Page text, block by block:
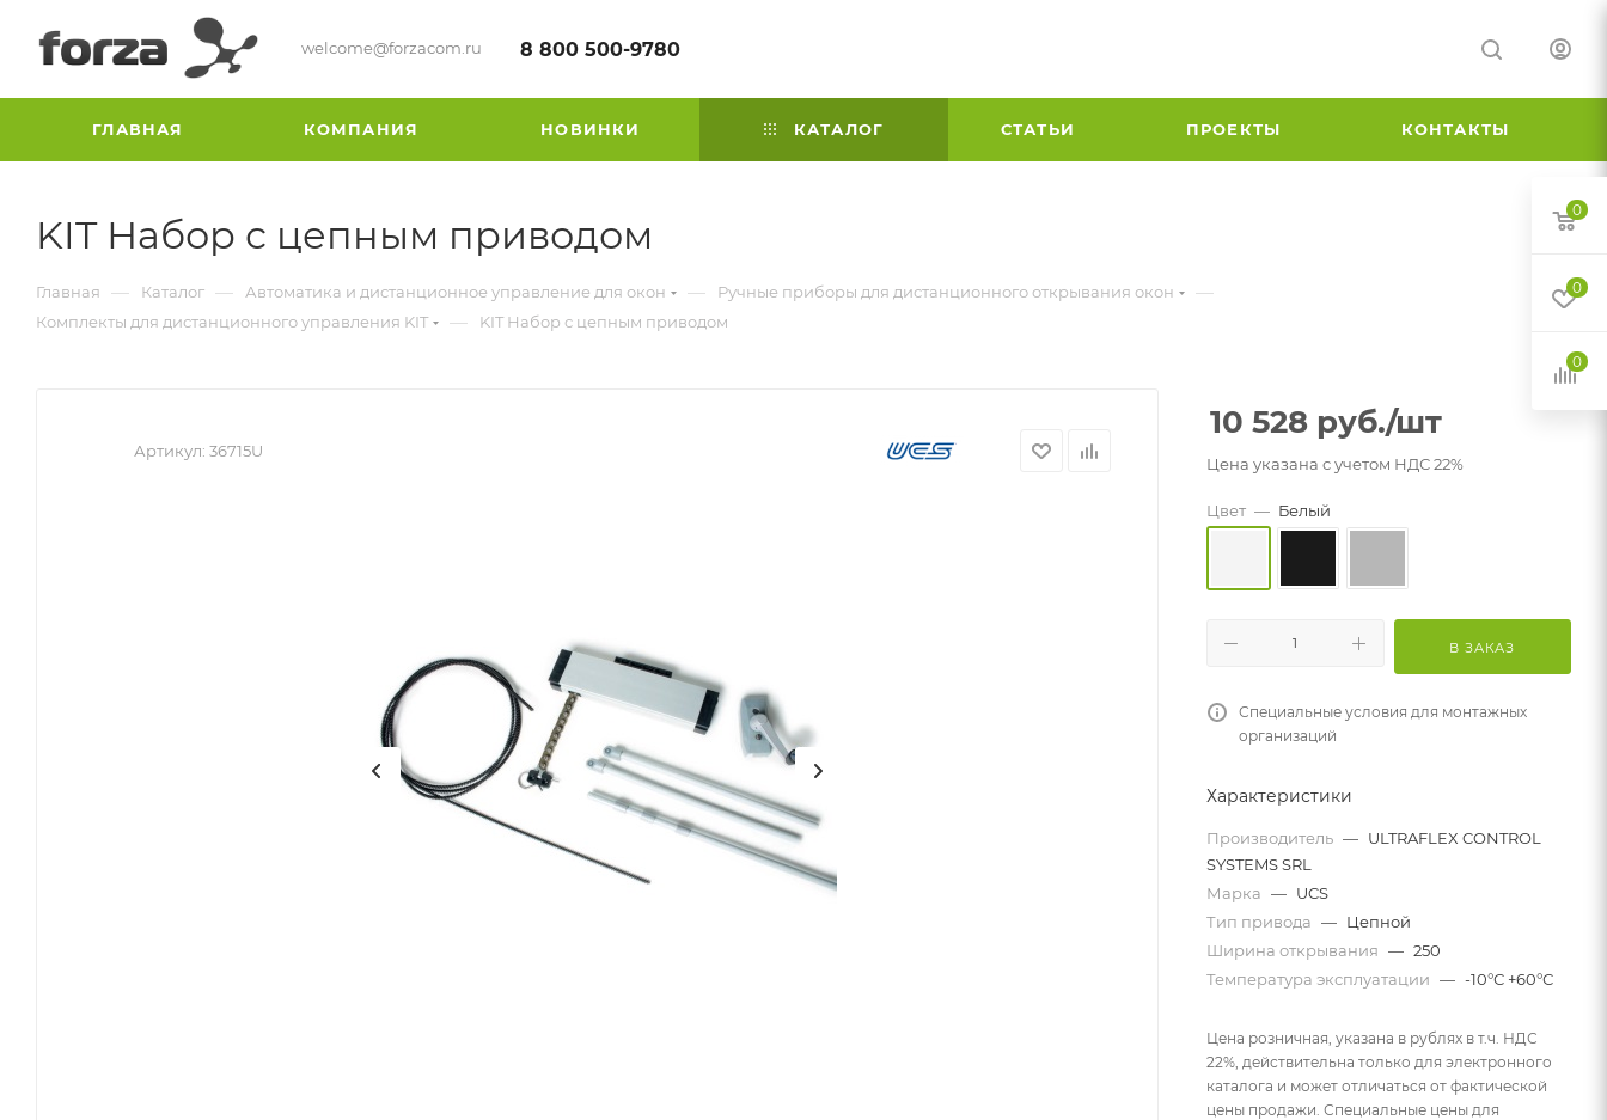
welcome@forzacom.ru 8 800 500-9780
ГЛАВНАЯ КОМПАНИЯ НОВИНКИ КАТАЛОГ СТАТЬИ ПРОЕКТЫ КОНТАКТЫ
KIT Набор с цепным приводом
Главная — Каталог — Автоматика и дистанционное управление для окон — Ручные приборы для дистанционного открывания окон —
Комплекты для дистанционного управления KIT — KIT Набор с цепным приводом
Артикул: 36715U
10 528 руб./шт
Цена указана с учетом НДС 22%
Цвет — Белый
В ЗАКАЗ
Специальные условия для монтажных
организаций
Характеристики
Производитель — ULTRAFLEX CONTROL
SYSTEMS SRL
Марка — UCS
Тип привода — Цепной
Ширина открывания — 250
Температура эксплуатации — -10°С +60°С
Цена розничная, указана в рублях в т.ч. НДС
22%, действительна только для электронного
каталога и может отличаться от фактической
цены продажи. Специальные цены для
0
0
0